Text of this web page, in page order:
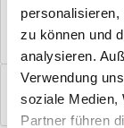
zu können und
analysieren.
Verwendung
soziale Medien,
Partner führen
einbaufertig
Bewertungen
0
Bewertungen